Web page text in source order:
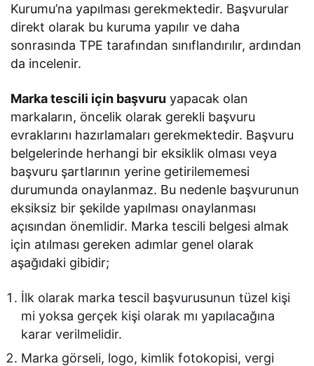
Kurumu’na yapılması gerekmektedir. Başvurular
direkt olarak bu kuruma yapılır ve daha
sonrasında TPE tarafından sınıflandırılır, ardından
da incelenir.
Marka tescili için başvuru yapacak olan
markaların, öncelik olarak gerekli başvuru
evraklarını hazırlamaları gerekmektedir. Başvuru
belgelerinde herhangi bir eksiklik olması veya
başvuru şartlarının yerine getirilememesi
durumunda onaylanmaz. Bu nedenle başvurunun
eksiksiz bir şekilde yapılması onaylanması
açısından önemlidir. Marka tescili belgesi almak
için atılması gereken adımlar genel olarak
aşağıdaki gibidir;
İlk olarak marka tescil başvurusunun tüzel kişi
mi yoksa gerçek kişi olarak mı yapılacağına
karar verilmelidir.
Marka görseli, logo, kimlik fotokopisi, vergi